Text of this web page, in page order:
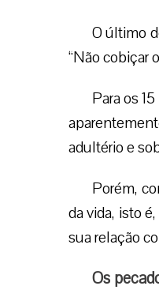
O último
“Não cobiçar
Para os
adultério e
Porém,
da vida, isto
sua relação
Os